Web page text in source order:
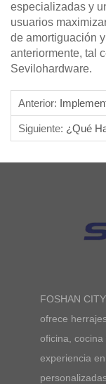
especializadas y
usuarios
de amortiguación
anteriormente, tal
Sevilohardware.
Anterior:
Siguiente: ¿Qué
FOSHAN
ofrece
oficina,
experiencia